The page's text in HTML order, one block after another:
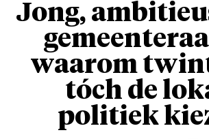
Jong,
waarom
tóch de
politiek